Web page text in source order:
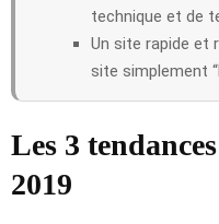
technique et de
Un site rapide et
site simplement
Les 3
2019